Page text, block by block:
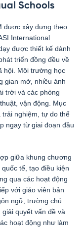
Schools
được xây dựng theo
International
được thiết kế dành
triển đồng đều về
hội. Môi trường học
gian mở, nhiều ánh
trời và các phòng
vận động. Mục
nghiệm, tự do thể
ngay từ giai đoạn đầu
giữa khung chương
tế, tạo điều kiện
qua các hoạt động
với giáo viên bản
ngữ, trường chú
quyết vấn đề và
hoạt động như làm